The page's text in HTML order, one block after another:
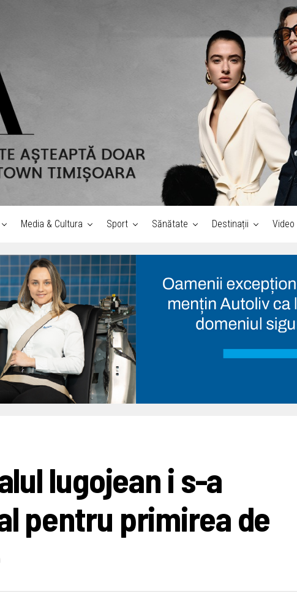
Media & Cultura Sport Sănătate Destinații Video
lugojean i s-a
pentru primirea de